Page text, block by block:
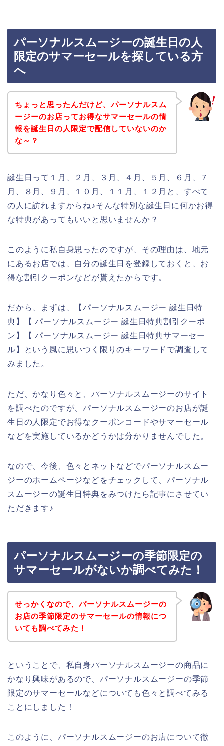
パーソナルスムージーの誕生日の人
限定のサマーセールを探している方
へ
ちょっと思ったんだけど、パーソナルスム
ージーのお店ってお得なサマーセールの情
報を誕生日の人限定で配信していないのか
な～？
誕生日って１月、２月、３月、４月、５月、６月、７
月、８月、９月、１０月、１１月、１２月と、すべて
の人に訪れますからね♪そんな特別な誕生日に何かお得
な特典があってもいいと思いませんか？
このように私自身思ったのですが、その理由は、地元
にあるお店では、自分の誕生日を登録しておくと、お
得な割引クーポンなどが貰えたからです。
だから、まずは、【パーソナルスムージー 誕生日特
典】【 パーソナルスムージー 誕生日特典割引クーポ
ン】【 パーソナルスムージー 誕生日特典サマーセー
ル】という風に思いつく限りのキーワードで調査して
みました。
ただ、かなり色々と、パーソナルスムージーのサイト
を調べたのですが、パーソナルスムージーのお店が誕
生日の人限定でお得なクーポンコードやサマーセール
などを実施しているかどうかは分かりませんでした。
なので、今後、色々とネットなどでパーソナルスムー
ジーのホームページなどをチェックして、パーソナル
スムージーの誕生日特典をみつけたら記事にさせてい
ただきます♪
パーソナルスムージーの季節限定の
サマーセールがないか調べてみた！
せっかくなので、パーソナルスムージーの
お店の季節限定のサマーセールの情報につ
いても調べてみた！
ということで、私自身パーソナルスムージーの商品に
かなり興味があるので、パーソナルスムージーの季節
限定のサマーセールなどについても色々と調べてみる
ことにしました！
このように、パーソナルスムージーのお店について徹